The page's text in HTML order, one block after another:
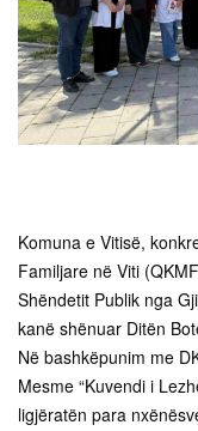
Komuna e Vitisë,
Familjare në Viti
Shëndetit Publik nga
kanë shënuar Ditën
Në bashkëpunim me
Mesme “Kuvendi i
ligjëratën para